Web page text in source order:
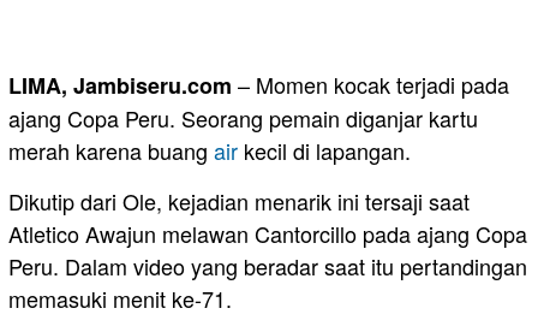
LIMA, Jambiseru.com – Momen kocak terjadi pada
ajang Copa Peru. Seorang pemain diganjar kartu
merah karena buang air kecil di lapangan.
Dikutip dari Ole, kejadian menarik ini tersaji saat
Atletico Awajun melawan Cantorcillo pada ajang Copa
Peru. Dalam video yang beradar saat itu pertandingan
memasuki menit ke-71.